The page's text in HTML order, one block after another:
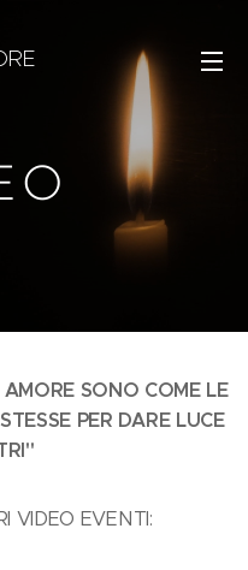
SONO COME LE
PER DARE LUCE
VIDEO EVENTI: